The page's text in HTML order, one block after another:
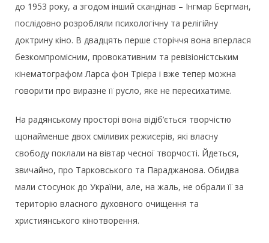
до 1953 року, а згодом інший скандінав – Інгмар Бергман,
послідовно розробляли психологічну та релігійну
доктрину кіно. В двадцять перше сторіччя вона вперлася
безкомпромісним, провокативним та ревізіоністським
кінематографом Ларса фон Трієра і вже тепер можна
говорити про виразне її русло, яке не пересихатиме.
На радянському просторі вона відіб’ється творчістю
щонайменше двох сміливих режисерів, які власну
свободу поклали на вівтар чесної творчості. Йдеться,
звичайно, про Тарковського та Параджанова. Обидва
мали стосунок до України, але, на жаль, не обрали її за
територію власного духовного очищення та
християнського кінотворення.